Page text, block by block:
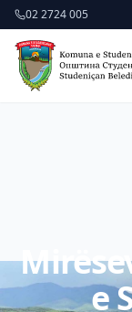
02 2724 005
e